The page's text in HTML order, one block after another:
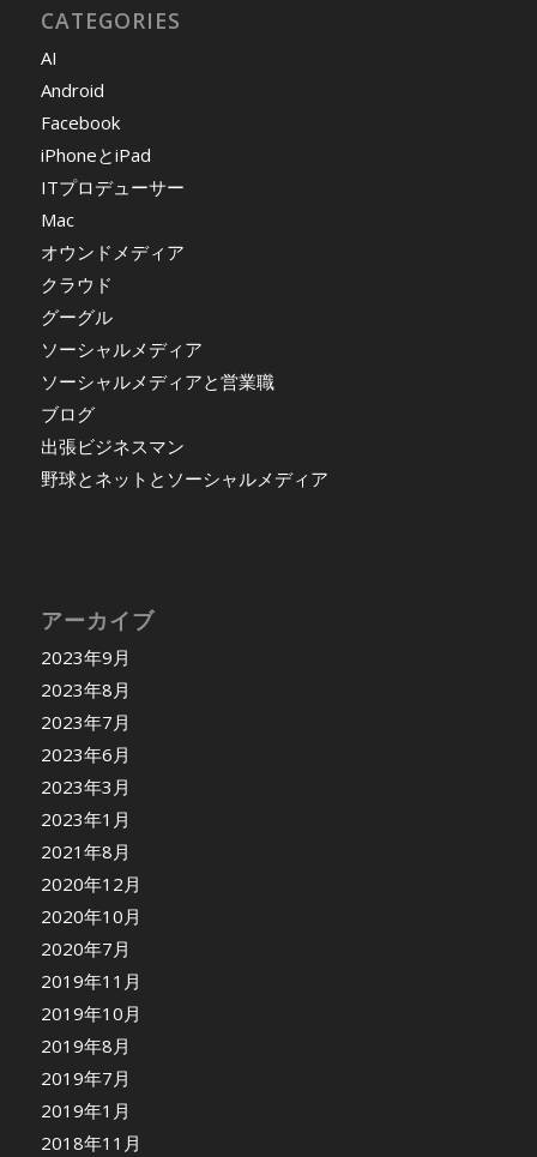
CATEGORIES
AI
Android
Facebook
iPhoneとiPad
ITプロデューサー
Mac
オウンドメディア
クラウド
グーグル
ソーシャルメディア
ソーシャルメディアと営業職
ブログ
出張ビジネスマン
野球とネットとソーシャルメディア
アーカイブ
2023年9月
2023年8月
2023年7月
2023年6月
2023年3月
2023年1月
2021年8月
2020年12月
2020年10月
2020年7月
2019年11月
2019年10月
2019年8月
2019年7月
2019年1月
2018年11月